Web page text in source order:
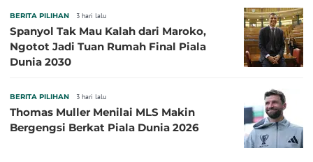
BERITA PILIHAN 3 hari lalu
Spanyol Tak Mau Kalah dari Maroko,
Ngotot Jadi Tuan Rumah Final Piala
Dunia 2030
BERITA PILIHAN 3 hari lalu
Thomas Muller Menilai MLS Makin
Bergengsi Berkat Piala Dunia 2026